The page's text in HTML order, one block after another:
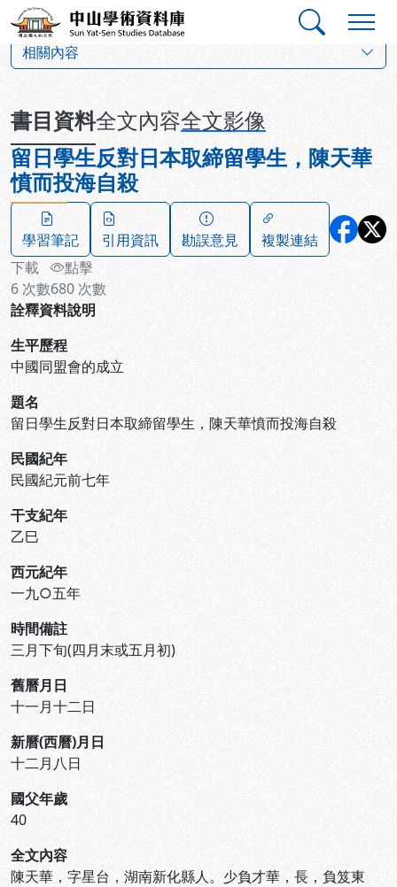
跳到主要內容
中山學術資料庫
相關內容
書目資料全文內容全文影像
留日學生反對日本取締留學生，陳天華
憤而投海自殺
學習筆記 引用資訊 勘誤意見
複製連結
下載
6 次數
點擊
680 次數
詮釋資料說明
生平歷程
中國同盟會的成立
題名
留日學生反對日本取締留學生，陳天華憤而投海自殺
民國紀年
民國紀元前七年
干支紀年
乙巳
西元紀年
一九○五年
時間備註
三月下旬(四月末或五月初)
舊曆月日
十一月十二日
新曆(西曆)月日
十二月八日
國父年歲
40
全文內容
陳天華，字星台，湖南新化縣人。少負才華，長，負笈東